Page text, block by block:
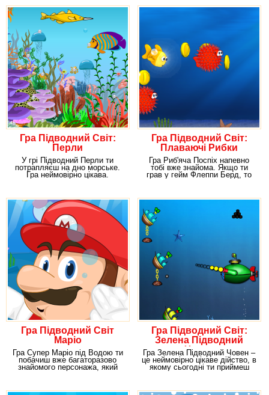
Гра Підводний Світ:
Перли
У грі Підводний Перли ти
потрапляєш на дно морське.
Гра неймовірно цікава.
Гра Підводний Світ:
Плаваючі Рибки
Гра Риб'яча Поспіх напевно
тобі вже знайома. Якщо ти
грав у гейм Флеппи Берд, то
Гра Підводний Світ
Маріо
Гра Супер Маріо під Водою ти
побачиш вже багаторазово
знайомого персонажа, який
Гра Підводний Світ:
Зелена Підводний
Човен
Гра Зелена Підводний Човен –
це неймовірно цікаве дійство, в
якому сьогодні ти приймеш